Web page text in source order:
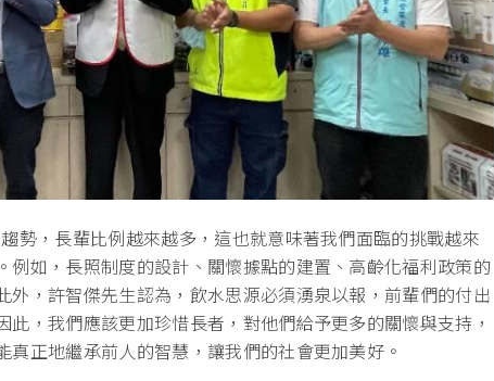
勢，長輩比例越來越多，這也就意味著我們面臨的挑戰越來
如，長照制度的設計、關懷據點的建置、高齡化福利政策的
，許智傑先生認為，飲水思源必須湧泉以報，前輩們的付出
，我們應該更加珍惜長者，對他們給予更多的關懷與支持，
正地繼承前人的智慧，讓我們的社會更加美好。